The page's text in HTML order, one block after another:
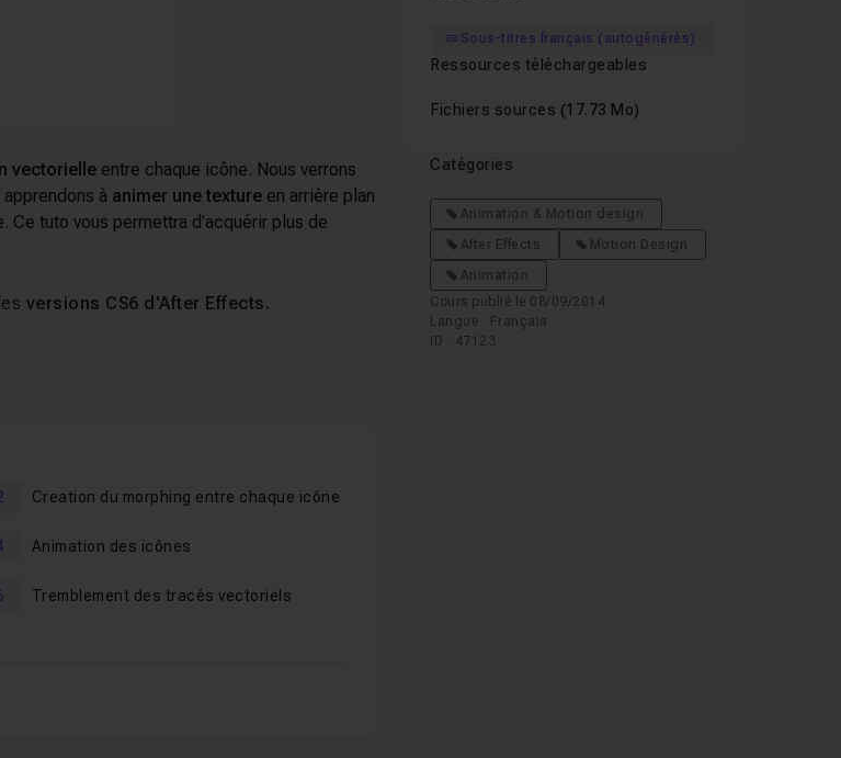
vectorielle entre chaque icône. Nous verrons
apprendons à animer une texture en arrière plan
Ce tuto vous permettra d'acquérir plus de
versions CS6 d'After Effects.
Creation du morphing entre chaque icône
Animation des icônes
Tremblement des tracés vectoriels
Sous-titres français (autogénérés)
Ressources téléchargeables
Fichiers sources (17.73 Mo)
Catégories
Animation & Motion design
After Effects
Motion Design
Animation
Cours publié le 08/09/2014
Langue : Français
ID : 47123